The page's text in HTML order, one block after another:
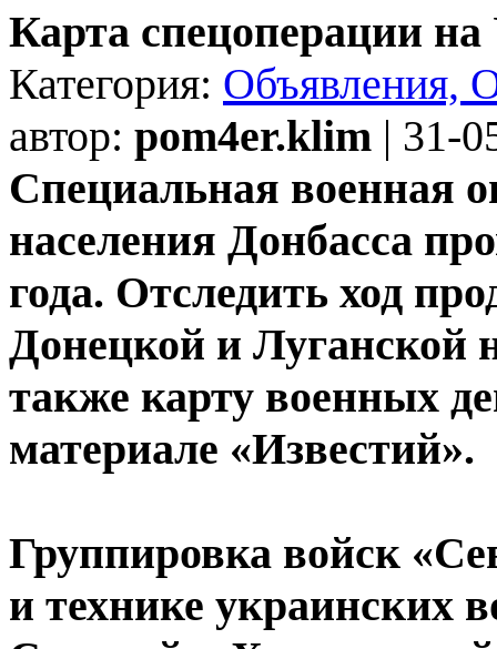
Карта спецоперации
Категория: Объявления,
автор: pom4er.klim | 31-
Специальная военная
населения Донбасса
года. Отследить ход
Донецкой и
также карту военных
материале «Известий».
Группировка войск
и технике украинских